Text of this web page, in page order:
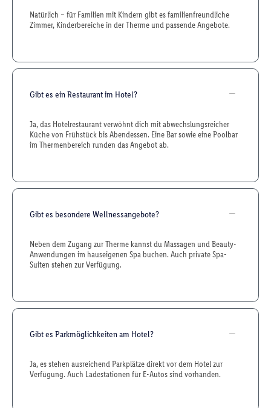
Natürlich – für Familien mit Kindern gibt es familienfreundliche
Zimmer, Kinderbereiche in der Therme und passende Angebote.
Gibt es ein Restaurant im Hotel?
Ja, das Hotelrestaurant verwöhnt dich mit abwechslungsreicher
Küche von Frühstück bis Abendessen. Eine Bar sowie eine Poolbar
im Thermenbereich runden das Angebot ab.
Gibt es besondere Wellnessangebote?
Neben dem Zugang zur Therme kannst du Massagen und Beauty-
Anwendungen im hauseigenen Spa buchen. Auch private Spa-
Suiten stehen zur Verfügung.
Gibt es Parkmöglichkeiten am Hotel?
Ja, es stehen ausreichend Parkplätze direkt vor dem Hotel zur
Verfügung. Auch Ladestationen für E-Autos sind vorhanden.